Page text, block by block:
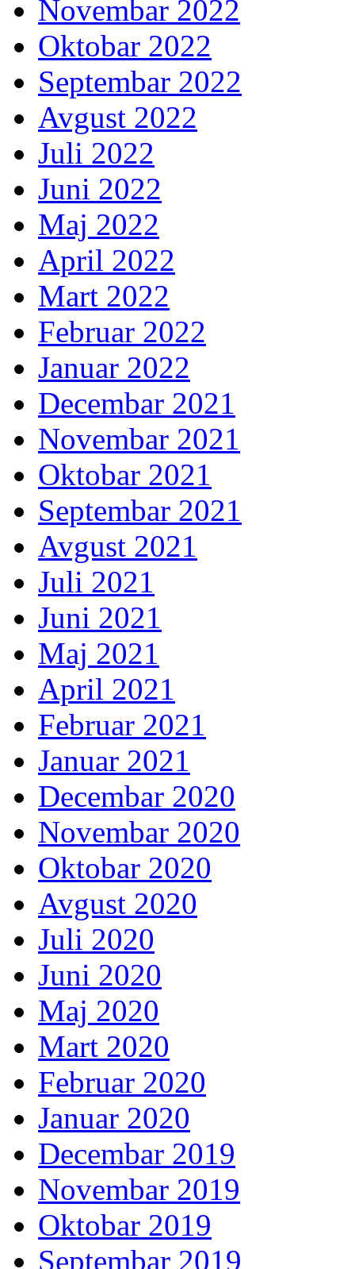
Novembar 2022
Oktobar 2022
Septembar 2022
Avgust 2022
Juli 2022
Juni 2022
Maj 2022
April 2022
Mart 2022
Februar 2022
Januar 2022
Decembar 2021
Novembar 2021
Oktobar 2021
Septembar 2021
Avgust 2021
Juli 2021
Juni 2021
Maj 2021
April 2021
Februar 2021
Januar 2021
Decembar 2020
Novembar 2020
Oktobar 2020
Avgust 2020
Juli 2020
Juni 2020
Maj 2020
Mart 2020
Februar 2020
Januar 2020
Decembar 2019
Novembar 2019
Oktobar 2019
Septembar 2019